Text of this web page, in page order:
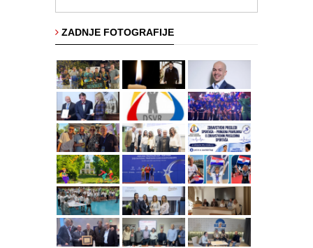
ZADNJE FOTOGRAFIJE